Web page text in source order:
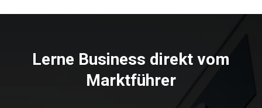
Lerne Business direkt vom
Marktführer